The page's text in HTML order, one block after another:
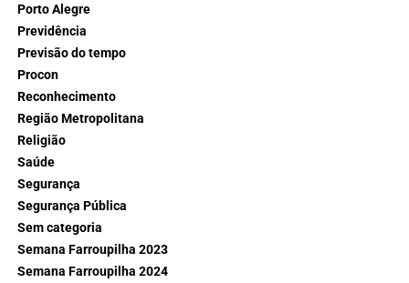
Porto Alegre
Previdência
Previsão do tempo
Procon
Reconhecimento
Região Metropolitana
Religião
Saúde
Segurança
Segurança Pública
Sem categoria
Semana Farroupilha 2023
Semana Farroupilha 2024